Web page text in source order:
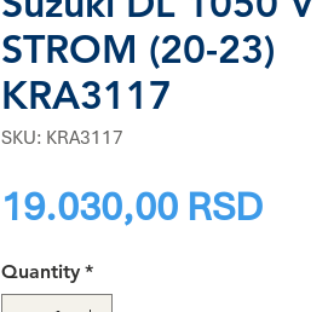
STROM (20-23)
KRA3117
SKU: KRA3117
19.030,00 RSDPrice
Quantity *